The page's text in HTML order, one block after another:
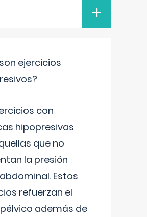
+
ejercicios
con
hipopresivas
que no
la presión
Estos
refuerzan el
además de